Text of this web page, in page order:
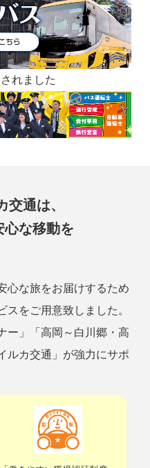
交通は、
心な移動を
心な旅をお届けするため
をご用意致しました。
ー」「高岡～白川郷・高
ルカ交通」が強力にサポ